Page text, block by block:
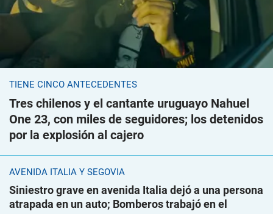
TIENE CINCO ANTECEDENTES
Tres chilenos y el cantante uruguayo Nahuel
One 23, con miles de seguidores; los detenidos
por la explosión al cajero
AVENIDA ITALIA Y SEGOVIA
Siniestro grave en avenida Italia dejó a una persona
atrapada en un auto; Bomberos trabajó en el